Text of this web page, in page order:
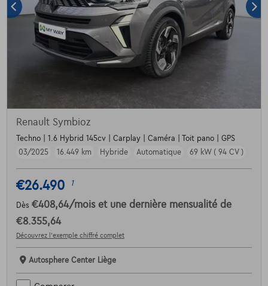
Renault Symbioz
Techno | 1.6 Hybrid 145cv | Carplay | Caméra | Toit pano | GPS
03/2025
16.449 km Hybride Automatique 69 kW ( 94 CV )
€26.490 1
Dès €408,64/mois et une dernière mensualité de
€8.355,64
Découvrez l’exemple chiffré complet
Autosphere Center Liège